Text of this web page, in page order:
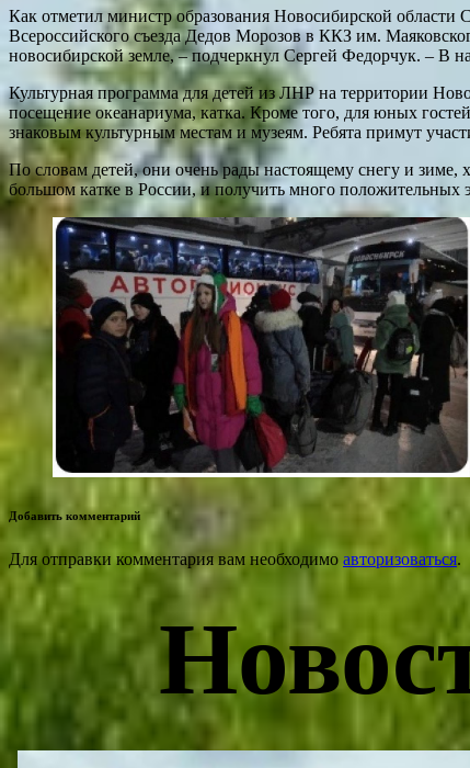
Как отметил министр образования Новосибирской области
Всероссийского съезда Дедов Морозов в ККЗ им.
новосибирской земле, – подчеркнул Сергей Федорчук. – В
Культурная программа для детей из ЛНР на территории
посещение океанариума, катка. Кроме того, для юных
знаковым культурным местам и музеям. Ребята примут
По словам детей, они очень рады настоящему снегу и
большом катке в России, и получить много положительных
Добавить комментарий
Для отправки комментария вам необходимо авторизоваться.